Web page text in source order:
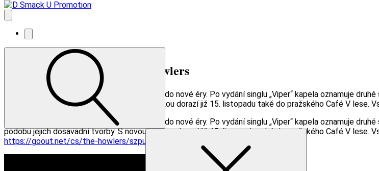
NOVĚ OZNÁMENO: The Howlers
Londýnští indie rockeři The Howlers vstupují do nové éry. Po vydání singlu „Viper“ kapela oznamuje
podobu jejich dosavadní tvorby. S novou deskou dorazí již 15. listopadu také do pražského Café V lese.
Londýnští indie rockeři The Howlers vstupují do nové éry. Po vydání singlu „Viper“ kapela oznamuje
podobu jejich dosavadní tvorby. S novou deskou dorazí již 15. listopadu také do pražského Café V lese.
https://goout.net/cs/the-howlers/szpuijy/